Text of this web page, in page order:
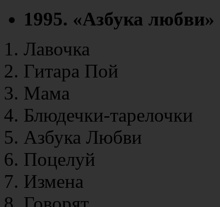
1995. «Азбука любви»
Лавочка
Гитара Пой
Мама
Блюдечки-тарелочки
Азбука Любви
Поцелуй
Измена